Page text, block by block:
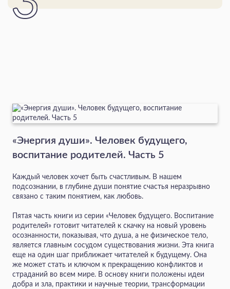
«Энергия души». Человек будущего,
воспитание родителей. Часть 5
Каждый человек хочет быть счастливым. В нашем
подсознании, в глубине души понятие счастья неразрывно
связано с таким понятием, как любовь.
Пятая часть книги из серии «Человек будущего. Воспитание
родителей» готовит читателей к скачку на новый уровень
осознанности, показывая, что душа, а не физическое тело,
является главным сосудом существования жизни. Эта книга
еще на один шаг приближает читателей к будущему. Она
же может стать и ключом к прекращению конфликтов и
страданий во всем мире. В основу книги положены идеи
добра и зла, практики и научные теории, трансформации